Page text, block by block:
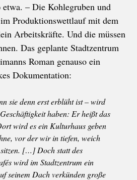
– Die Kohlegruben und
Produktionswettlauf mit dem
Arbeitskräfte. Und die müssen
Das geplante Stadtzentrum
Roman genauso ein
Dokumentation:
sie denn erst erblüht ist – wird
haben: Er heißt das
wird es ein Kulturhaus geben
vor der wir in tiefen, weich
sitzen. […] Doch statt des
wird im Stadtzentrum ein
seinem Dach verkünden große